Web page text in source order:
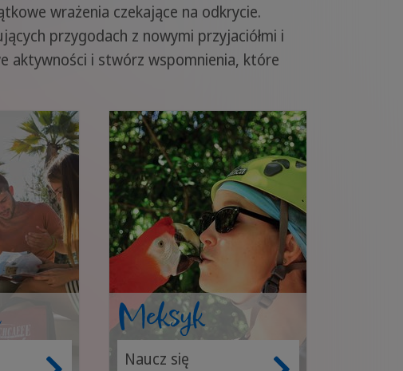
wrażenia czekające na odkrycie.
przygodach z nowymi przyjaciółmi i
aktywności i stwórz wspomnienia, które
Meksyk
Naucz się